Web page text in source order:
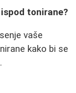
tonirane?
vaše
kako bi se